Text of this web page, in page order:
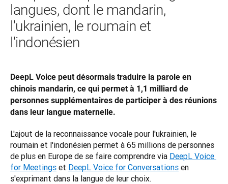
langues, dont le mandarin,
l'ukrainien, le roumain et
l'indonésien
DeepL Voice peut désormais traduire la parole en
chinois mandarin, ce qui permet à 1,1 milliard de
personnes supplémentaires de participer à des réunions
dans leur langue maternelle.
L'ajout de la reconnaissance vocale pour l'ukrainien, le
roumain et l'indonésien permet à 65 millions de personnes
de plus en Europe de se faire comprendre via DeepL Voice
for Meetings et DeepL Voice for Conversations en
s'exprimant dans la langue de leur choix.